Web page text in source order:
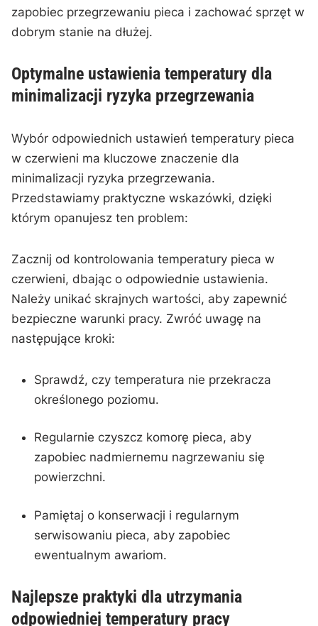
zapobiec przegrzewaniu pieca ‌i zachować sprzęt w
dobrym stanie na dłużej.
Optymalne ⁤ustawienia temperatury⁢ dla
‍minimalizacji ⁤ryzyka przegrzewania
Wybór odpowiednich ustawień temperatury ⁣pieca
w czerwieni ma kluczowe ⁢znaczenie ‍dla
minimalizacji ryzyka przegrzewania.
Przedstawiamy praktyczne wskazówki, dzięki
którym opanujesz ten problem:
Zacznij​ od kontrolowania temperatury pieca w⁣
czerwieni, dbając o odpowiednie ustawienia.
Należy unikać ⁢skrajnych wartości, aby zapewnić
bezpieczne warunki pracy. Zwróć uwagę na
następujące kroki:
Sprawdź, czy temperatura nie przekracza
określonego poziomu.
Regularnie czyszcz komorę pieca, aby
zapobiec nadmiernemu⁣ nagrzewaniu się
powierzchni.
Pamiętaj o konserwacji i ‌regularnym
serwisowaniu pieca, aby ​zapobiec​
ewentualnym awariom.
Najlepsze praktyki dla utrzymania
‍odpowiedniej temperatury pracy